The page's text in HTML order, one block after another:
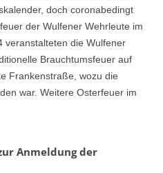
doch coronabedingt
der Wulfener Wehrleute im
veranstalteten die Wulfener
Brauchtumsfeuer auf
Frankenstraße, wozu die
war. Weitere Osterfeuer im
Anmeldung der